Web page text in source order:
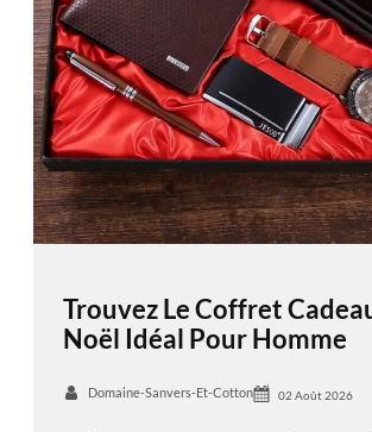
Trouvez Le Coffret
Noël Idéal Pour Homme
Domaine-Sanvers-Et-Cotton 02 Août 2026